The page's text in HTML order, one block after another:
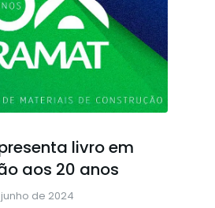
livro em
aos 20 anos
junho de 2024